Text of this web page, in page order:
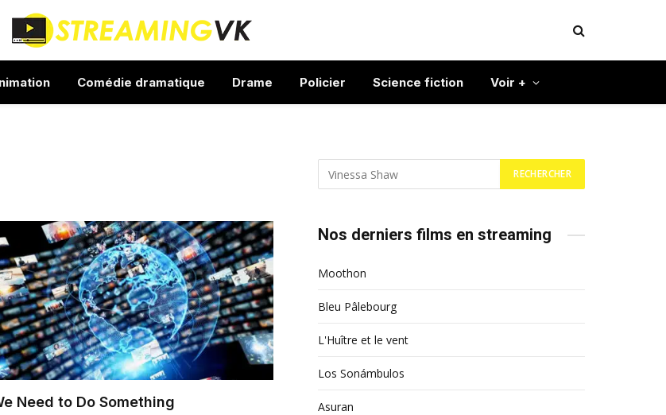
Comédie dramatique Drame Policier Science fiction Voir +
Need to Do Something
Nos derniers films en streaming
Moothon
Bleu Pâlebourg
L'Huître et le vent
Los Sonámbulos
Asuran